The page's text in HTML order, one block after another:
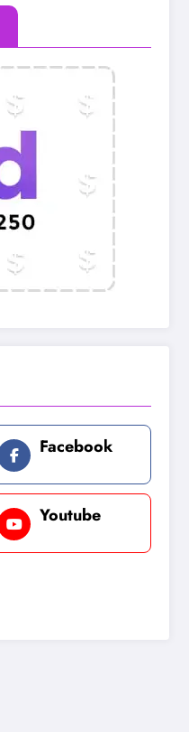
Facebook
Youtube